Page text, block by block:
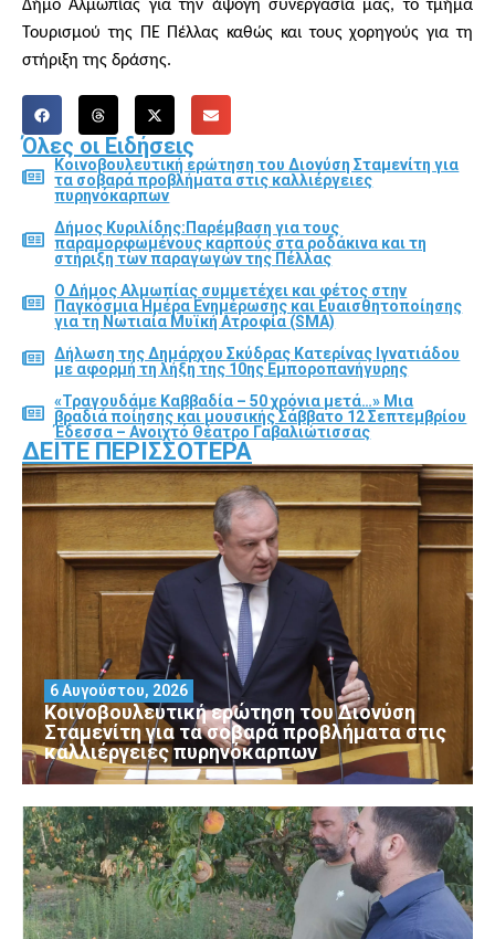
Δήμο Αλμωπίας για την άψογη συνεργασία μας, το τμήμα
Τουρισμού της ΠΕ Πέλλας καθώς και τους χορηγούς για τη
στήριξη της δράσης.
Όλες οι Ειδήσεις
Κοινοβουλευτική ερώτηση του Διονύση Σταμενίτη για
τα σοβαρά προβλήματα στις καλλιέργειες
πυρηνόκαρπων
Δήμος Κυριλίδης:Παρέμβαση για τους
παραμορφωμένους καρπούς στα ροδάκινα και τη
στήριξη των παραγωγών της Πέλλας
Ο Δήμος Αλμωπίας συμμετέχει και φέτος στην
Παγκόσμια Ημέρα Ενημέρωσης και Ευαισθητοποίησης
για τη Νωτιαία Μυϊκή Ατροφία (SMA)
Δήλωση της Δημάρχου Σκύδρας Κατερίνας Ιγνατιάδου
με αφορμή τη λήξη της 10ης Εμποροπανήγυρης
«Τραγουδάμε Καββαδία – 50 χρόνια μετά…» Μια
βραδιά ποίησης και μουσικής Σάββατο 12 Σεπτεμβρίου
Έδεσσα – Ανοιχτό Θέατρο Γαβαλιώτισσας
ΔΕΊΤΕ ΠΕΡΙΣΣΌΤΕΡΑ
Κοινοβουλευτική ερώτηση του Διονύση
Σταμενίτη για τα σοβαρά προβλήματα στις
καλλιέργειες πυρηνόκαρπων
6 Αυγούστου, 2026